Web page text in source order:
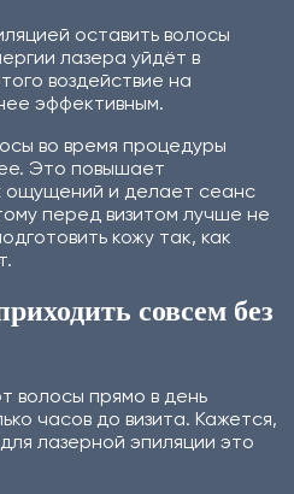
оставить волосы
лазера уйдёт в
воздействие на
эффективным.
во время процедуры
Это повышает
ощущений и делает сеанс
перед визитом лучше не
кожу так, как
совсем без
волосы прямо в день
часов до визита. Кажется,
лазерной эпиляции это